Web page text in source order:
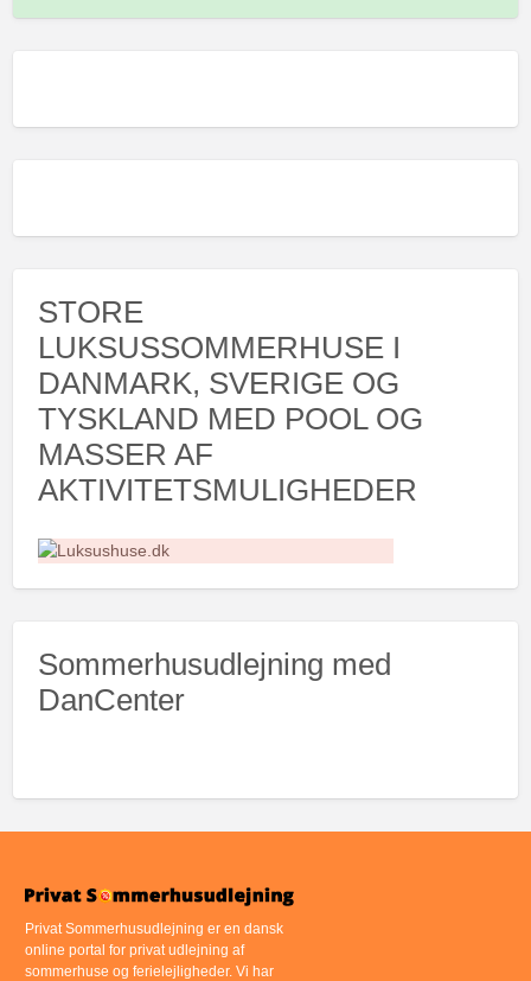
STORE
LUKSUSSOMMERHUSE I
DANMARK, SVERIGE OG
TYSKLAND MED POOL OG
MASSER AF
AKTIVITETSMULIGHEDER
Sommerhusudlejning med
DanCenter
Privat Sommerhusudlejning er en dansk
online portal for privat udlejning af
sommerhuse og ferielejligheder. Vi har